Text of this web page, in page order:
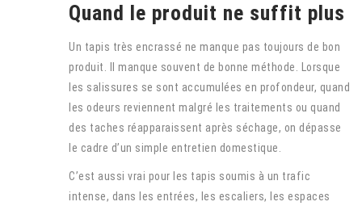
Quand le produit ne suffit plus
Un tapis très encrassé ne manque pas toujours de bon
produit. Il manque souvent de bonne méthode. Lorsque
les salissures se sont accumulées en profondeur, quand
les odeurs reviennent malgré les traitements ou quand
des taches réapparaissent après séchage, on dépasse
le cadre d’un simple entretien domestique.
C’est aussi vrai pour les tapis soumis à un trafic
intense, dans les entrées, les escaliers, les espaces